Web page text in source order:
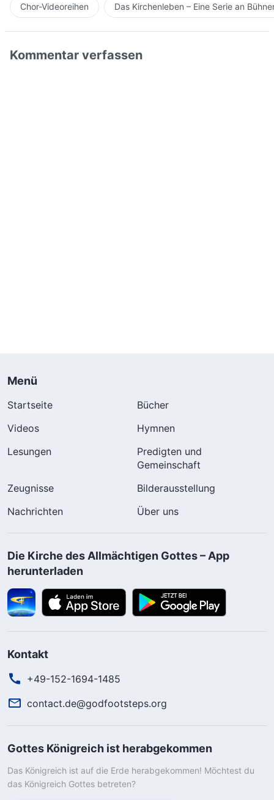
Chor-Videoreihen Das Kirchenleben – Eine Serie an
Kommentar verfassen
Menü
Startseite
Bücher
Videos
Hymnen
Lesungen
Predigten und
Gemeinschaft
Zeugnisse
Bilderausstellung
Nachrichten
Über uns
Die Kirche des Allmächtigen Gottes – App
herunterladen
Kontakt
+49-152-1694-1485
contact.de@godfootsteps.org
Gottes Königreich ist herabgekommen
Das Königreich ist auf die Erde herabgekommen! Möchtest du
das Königreich Gottes betreten?